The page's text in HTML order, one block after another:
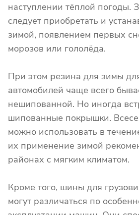
наступлении тёплой погоды.
следует приобретать и
зимой, появлением первых
морозов или гололёда.
При этом резина для зимы
автомобилей чаще всего
нешипованной. Но иногда
шипованные покрышки.
можно использовать в
их применение зимой
районах с мягким климатом.
Кроме того, шины для
могут различаться по